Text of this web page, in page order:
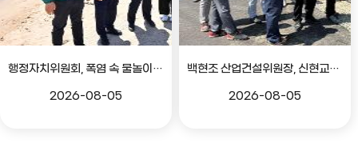
행정자치위원회, 폭염 속 물놀이 안전관리 현장 점검
2026-08-05
백현조 산업건설위원장, 신현교차로~구 강동중 도로확장 현장 점검
2026-08-05